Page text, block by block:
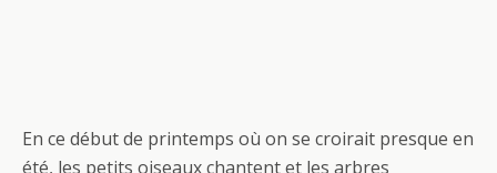
En ce début de printemps où on se croirait presque en
été, les petits oiseaux chantent et les arbres